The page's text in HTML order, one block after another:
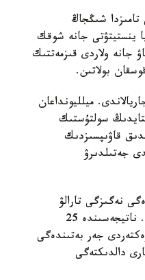
تۇرعىدان ناقتىلاۋ ماقساتىندا 2025 -جىلعى تامىزدا شىڭجاڭ
ينستيتۋتى جانە شوقك
جانە ولاردى قىزمەتتىك
بولاتىن.
ميلليونداعان
سولتۇستىك
قاۋىپسىزدىك
جەتىلدىرۋ
نەگىزگى تارالۋ
ايماقتارىن ارالاپ، 109 داراباسقا جوعارى ساپالى تولىق گەنومدىق سەكۆەنيرلەۋ جۇرگىزدى. ناتيجەسىندە 25
جەر بەتىندەگى
دالدىكتەگى